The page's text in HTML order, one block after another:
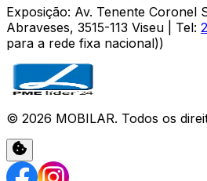
Exposição: Av. Tenente Coronel
Abraveses, 3515-113 Viseu | Tel:
para a rede fixa nacional))
© 2026 MOBILAR. Todos os